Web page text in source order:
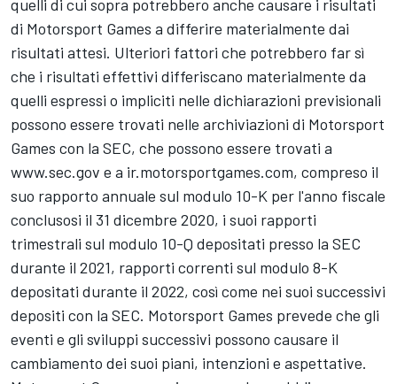
quelli di cui sopra potrebbero anche causare i risultati
di Motorsport Games a differire materialmente dai
risultati attesi. Ulteriori fattori che potrebbero far sì
che i risultati effettivi differiscano materialmente da
quelli espressi o impliciti nelle dichiarazioni previsionali
possono essere trovati nelle archiviazioni di Motorsport
Games con la SEC, che possono essere trovati a
www.sec.gov e a ir.motorsportgames.com, compreso il
suo rapporto annuale sul modulo 10-K per l'anno fiscale
conclusosi il 31 dicembre 2020, i suoi rapporti
trimestrali sul modulo 10-Q depositati presso la SEC
durante il 2021, rapporti correnti sul modulo 8-K
depositati durante il 2022, così come nei suoi successivi
depositi con la SEC. Motorsport Games prevede che gli
eventi e gli sviluppi successivi possono causare il
cambiamento dei suoi piani, intenzioni e aspettative.